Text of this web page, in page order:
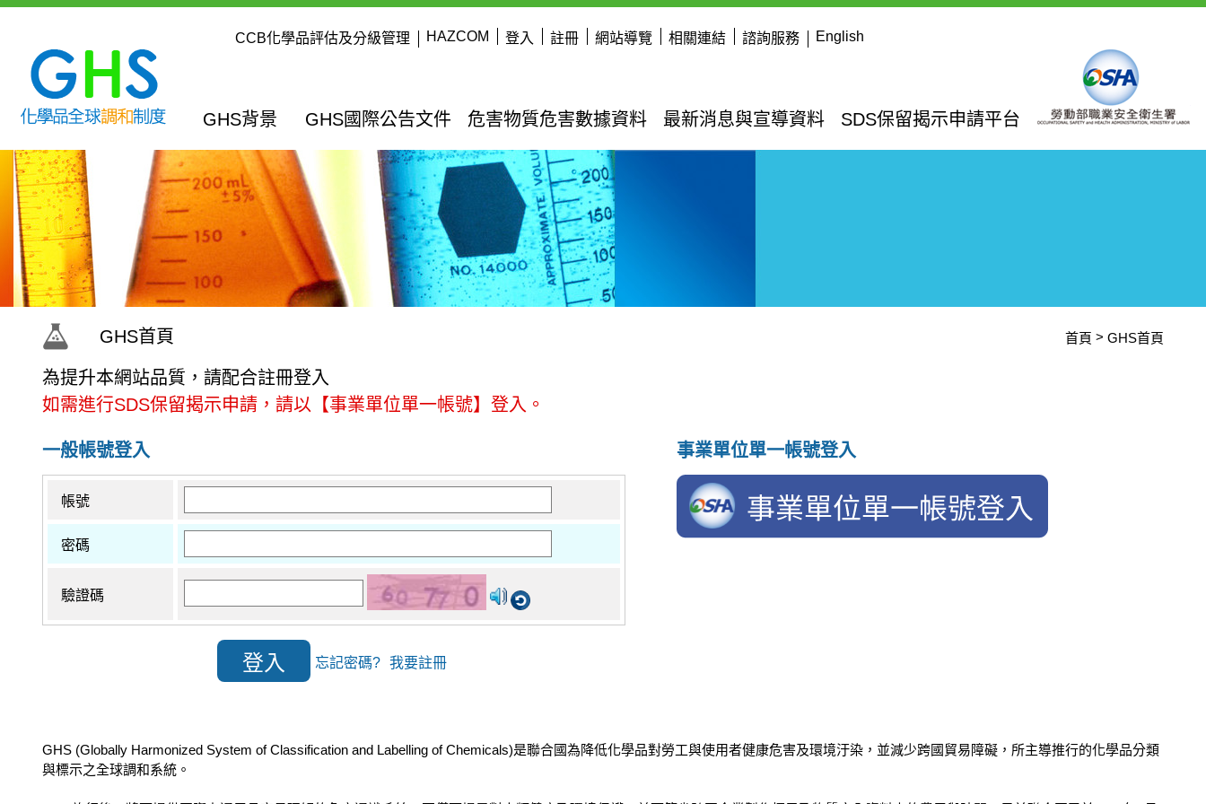
CCB化學品評估及分級管理 HAZCOM 登入 註冊 網站導覽 相關連結 諮詢服務 English
GHS背景 GHS國際公告文件 危害物質危害數據資料 最新消息與宣導資料 SDS保留揭示申請平台
GHS首頁 首頁 GHS首頁
為提升本網站品質，請配合註冊登入
如需進行SDS保留揭示申請，請以【事業單位單一帳號】登入。
一般帳號登入
帳號
密碼
驗證碼
忘記密碼? 我要註冊
事業單位單一帳號登入
GHS (Globally Harmonized System of Classification and Labelling of Chemicals)是聯合國為降低化學品對勞工與使用者健康危害及環境汙染，並減少跨國貿易障礙，所主導推行的化學品分類
與標示之全球調和系統。